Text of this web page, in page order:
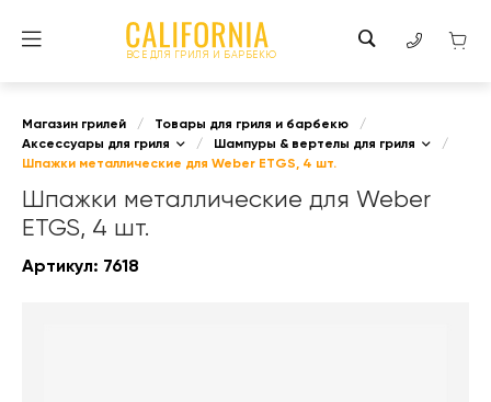
ВСЕ ДЛЯ ГРИЛЯ И БАРБЕКЮ
Магазин грилей / Товары для гриля и барбекю
/
Аксессуары для гриля
/ Шампуры & вертелы для гриля
/
Шпажки металлические для Weber ETGS, 4 шт.
Шпажки металлические для Weber
ETGS, 4 шт.
Артикул: 7618